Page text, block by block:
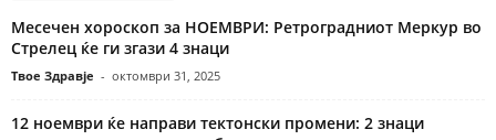
Месечен хороскоп за НОЕМВРИ: Ретроградниот Меркур во
Стрелец ќе ги згази 4 знаци
Твое Здравје - октомври 31, 2025
12 ноември ќе направи тектонски промени: 2 знаци